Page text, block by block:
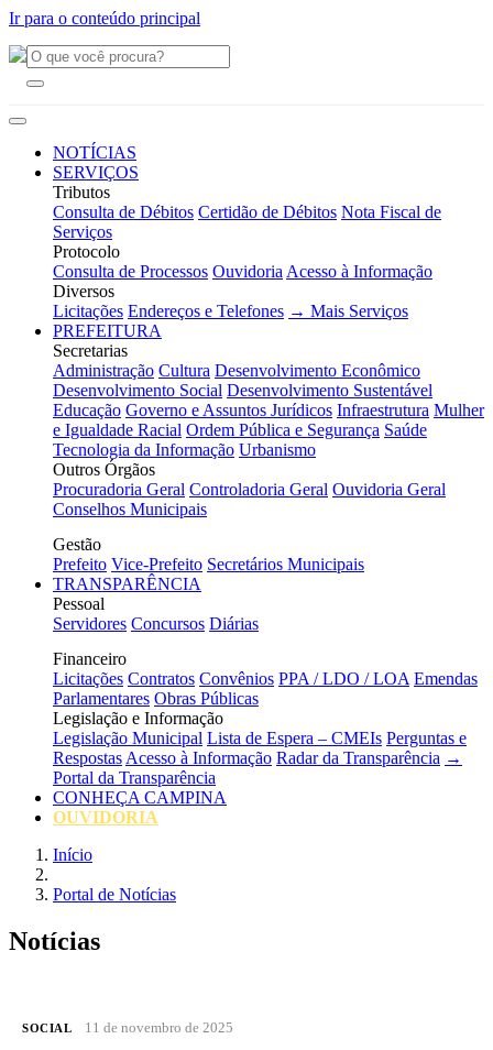
Ir para o conteúdo principal
NOTÍCIAS
SERVIÇOS
Tributos
Consulta de Débitos Certidão de Débitos Nota Fiscal de
Serviços
Protocolo
Consulta de Processos Ouvidoria Acesso à Informação
Diversos
Licitações Endereços e Telefones → Mais Serviços
PREFEITURA
Secretarias
Administração Cultura Desenvolvimento Econômico
Desenvolvimento Social Desenvolvimento Sustentável
Educação Governo e Assuntos Jurídicos Infraestrutura Mulher
e Igualdade Racial Ordem Pública e Segurança Saúde
Tecnologia da Informação Urbanismo
Outros Órgãos
Procuradoria Geral Controladoria Geral Ouvidoria Geral
Conselhos Municipais
Gestão
Prefeito Vice-Prefeito Secretários Municipais
TRANSPARÊNCIA
Pessoal
Servidores Concursos Diárias
Financeiro
Licitações Contratos Convênios PPA / LDO / LOA Emendas
Parlamentares Obras Públicas
Legislação e Informação
Legislação Municipal Lista de Espera – CMEIs Perguntas e
Respostas Acesso à Informação Radar da Transparência →
Portal da Transparência
CONHEÇA CAMPINA
OUVIDORIA
Início
Portal de Notícias
Notícias
SOCIAL 11 de novembro de 2025